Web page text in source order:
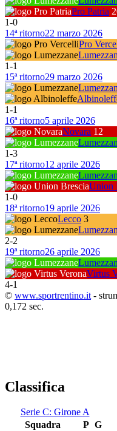
Pro Patria
1-0
14ª ritorno22 marzo 2026
Pro
1-1
15ª ritorno29 marzo 2026
1-1
16ª ritorno5 aprile 2026
Novara 12
1-3
17ª ritorno12 aprile 2026
Union
1-0
18ª ritorno19 aprile 2026
Lecco 3
2-2
19ª ritorno26 aprile 2026
Virtus
4-1
© www.sportrentino.it -
0,172 sec.
Classifica
Serie C: Girone A
Squadra
P G